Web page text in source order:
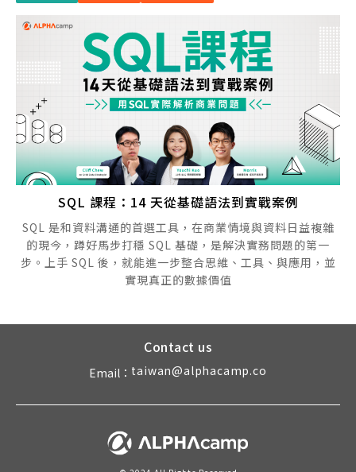
SQL 課程：14 天從基礎語法到實戰案例
SQL 是和資料溝通的首選工具，在商業情境與資料日益複雜
的現今，蹲好馬步打穩 SQL 基礎，是解決實務問題的第一
步。上手 SQL 後，就能進一步整合思維、工具、與應用，並
實現真正的數據價值
Contact us
Email： taiwan@alphacamp.co